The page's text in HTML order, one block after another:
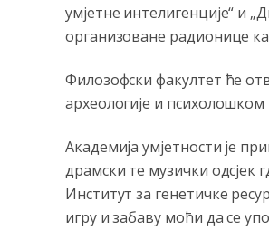
умјетне интелигенције“ и
организоване радионице
Филозофски факултет ће
археологије и
Академија умјетности је
драмски те музички одсјек
Институт за генетичке
игру и забаву моћи да се